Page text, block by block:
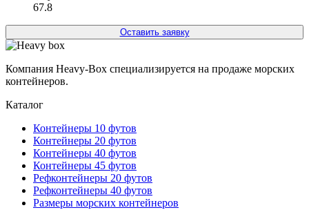
67.8
Оставить заявку
Компания Heavy-Box специализируется на продаже морских
контейнеров.
Каталог
Контейнеры 10 футов
Контейнеры 20 футов
Контейнеры 40 футов
Контейнеры 45 футов
Рефконтейнеры 20 футов
Рефконтейнеры 40 футов
Размеры морских контейнеров